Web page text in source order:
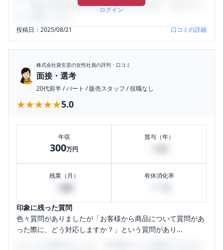
ログイン
り、将来の不安や現在の悩みを解消するために、ぜひサイト
投稿日：2025/08/21 口コミの詳細
株式会社資生堂の女性社員の評判・口コミ
面接・選考
20代前半/パート /販売スタッフ /役職なし
★★★★★
★★★★★5.0
年収
300万円
賞与（年）
残業（月）
2
有休消化率
印象に残った質問
色々質問がありましたが「お客様から商品について質問があ
った際に、どう対応しますか？」という質問があり...